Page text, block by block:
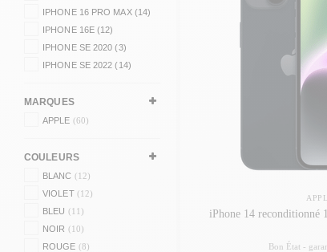
IPHONE 16 PRO MAX (14)
IPHONE 16E (12)
IPHONE SE 2020 (3)
IPHONE SE 2022 (14)
MARQUES
APPLE (60)
COULEURS
BLANC (12)
VIOLET (12)
BLEU (11)
NOIR (10)
ROUGE (8)
iPhone 14 reconditionné
Bon État -